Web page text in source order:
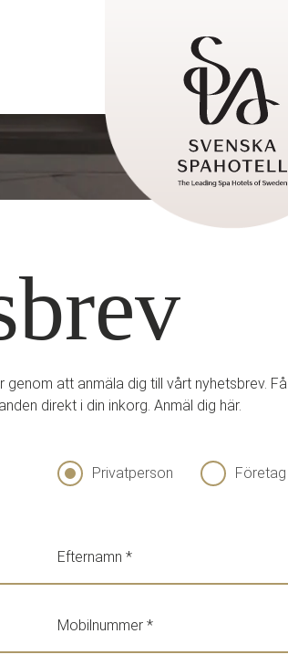
att anmäla dig till vårt nyhetsbrev. Få
direkt i din inkorg. Anmäl dig här.
Privatperson Företag